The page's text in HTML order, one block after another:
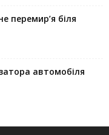
перемир’я біля
автомобіля